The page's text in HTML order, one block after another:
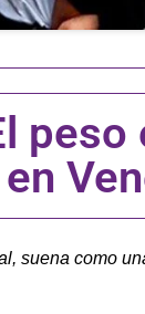
suena como